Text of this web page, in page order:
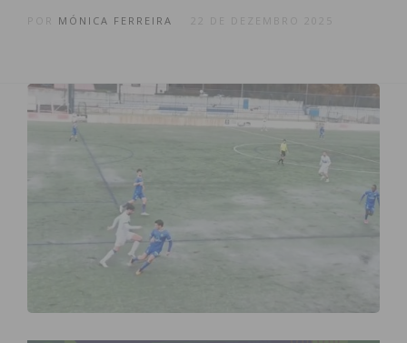
MÓNICA FERREIRA